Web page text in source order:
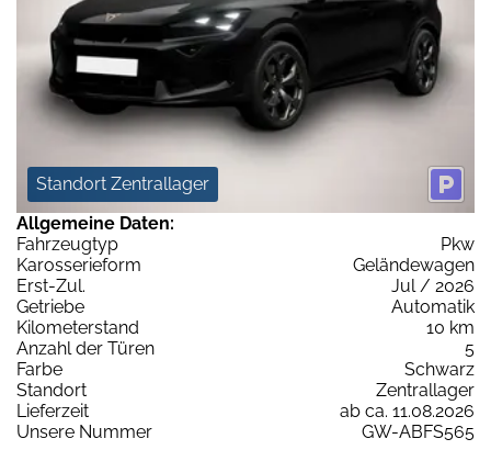
Standort Zentrallager
Allgemeine Daten:
Fahrzeugtyp
Pkw
Karosserieform
Geländewagen
Erst-Zul.
Jul / 2026
Getriebe
Automatik
Kilometerstand
10 km
Anzahl der Türen
5
Farbe
Schwarz
Standort
Zentrallager
Lieferzeit
ab ca. 11.08.2026
Unsere Nummer
GW-ABFS565